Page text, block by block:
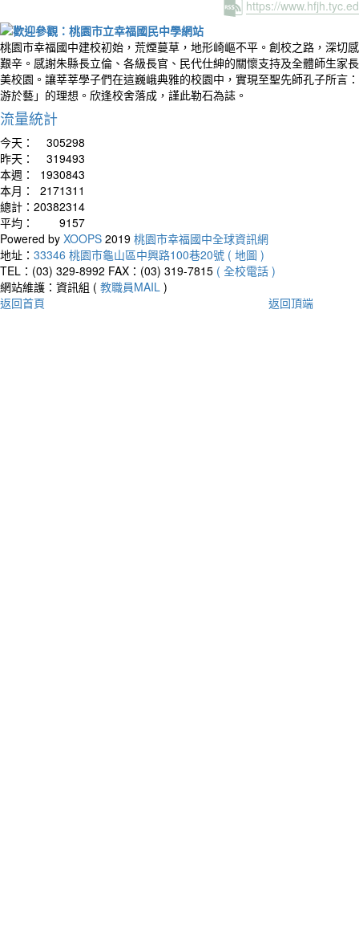
https://
桃園市幸福國中建校初始，荒煙蔓草，地形崎嶇不平。創校之路，深切
艱辛。感謝朱縣長立倫、各級長官、民代仕紳的關懷支持及全體師生家
美校園。讓莘莘學子們在這巍峨典雅的校園中，實現至聖先師孔子所言
游於藝」的理想。欣逢校舍落成，謹此勒石為誌。
流量統計
今天：
305298
昨天：
319493
本週：
1930843
本月：
2171311
總計： 20382314
平均：
9157
Powered by XOOPS 2019 桃園市幸福國中全球資訊網
地址： 33346 桃園市龜山區中興路100巷20號 ( 地圖 )
TEL：(03) 329-8992 FAX：(03) 319-7815 ( 全校電話 )
網站維護：資訊組 ( 教職員MAIL )
返回首頁
返回頂端